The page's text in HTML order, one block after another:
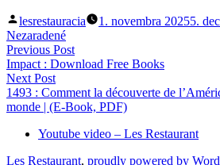
Posted
by
lesrestauracia 1. novembra 20255.
Nezaradené
Navigácia
v
článku
Previous PostPrevious
post:
Impact : Download Free Books
Next PostNext
post:
1493 : Comment la découverte de
monde | (E-Book, PDF)
Youtube video – Les Restaurant
Les Restaurant, proudly powered by